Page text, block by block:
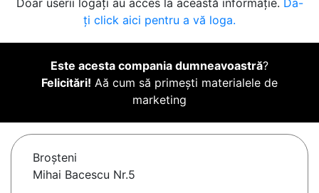
Doar userii logați au acces la această informație. Da-
ți click aici pentru a vă loga.
Este acesta compania dumneavoastră?
Felicitări! Aă cum să primești materialele de
marketing
Broşteni
Mihai Bacescu Nr.5